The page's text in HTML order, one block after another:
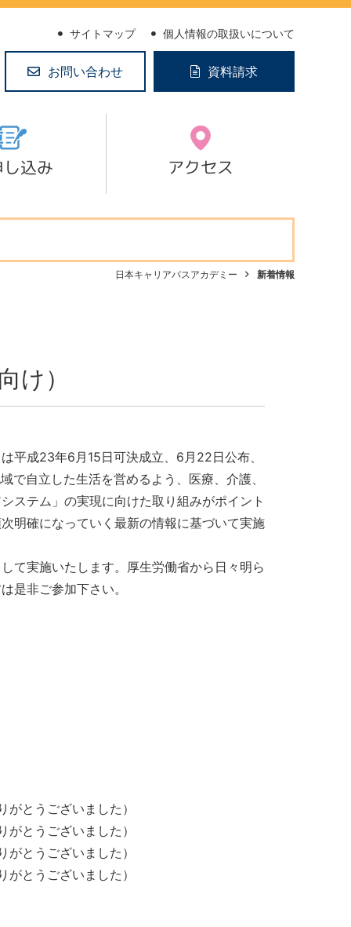
サイトマップ 個人情報の取扱いについて
お問い合わせ 資料請求
込み アクセス
日本キャリアパスアカデミー 新着情報
け）
平成23年6月15日可決成立、6月22日公布、
自立した生活を営めるよう、医療、介護、
ステム」の実現に向けた取り組みがポイント
明確になっていく最新の情報に基づいて実施
て実施いたします。厚生労働省から日々明ら
是非ご参加下さい。
とうございました）
とうございました）
とうございました）
とうございました）